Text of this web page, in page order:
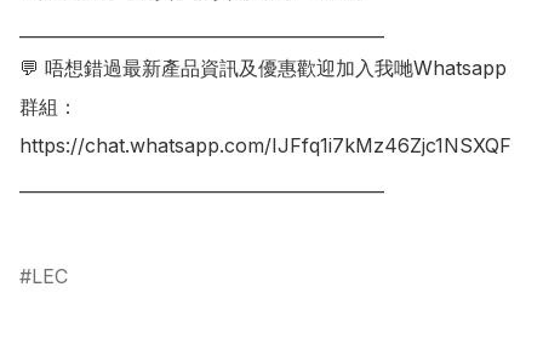
💬 唔想錯過最新產品資訊及優惠歡迎加入我哋Whatsapp
群組：
https://chat.whatsapp.com/IJFfq1i7kMz46Zjc1NSXQF
LEC